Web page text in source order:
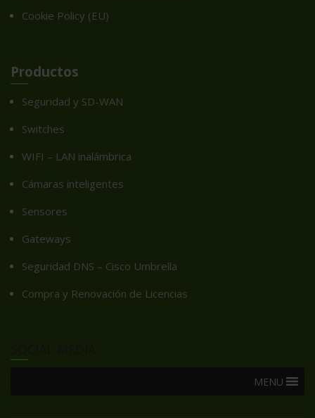
Cookie Policy (EU)
Productos
Seguridad y SD-WAN
Switches
WIFI – LAN inalámbrica
Cámaras inteligentes
Sensores
Gateways
Seguridad DNS – Cisco Umbrella
Compra y Renovación de Licencias
MENU